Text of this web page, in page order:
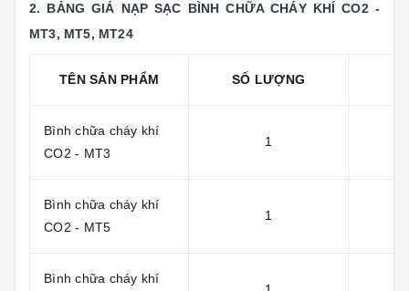
2. BẢNG GIÁ NẠP SẠC BÌNH CHỮA CHÁY KHÍ CO2 -
MT3, MT5, MT24
TÊN SẢN PHẨM SỐ LƯỢNG
Bình chữa cháy khí
CO2 - MT3
1
Bình chữa cháy khí
CO2 - MT5
1
Bình chữa cháy khí